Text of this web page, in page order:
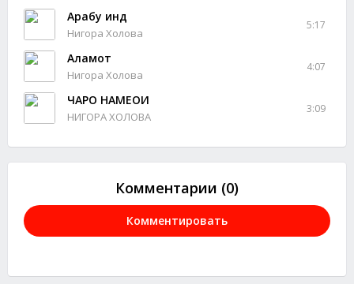
Арабу Ҳинд
Нигора Холова
5:17
Аламот
Нигора Холова
4:07
ЧАРО НАМЕОИ
НИГОРА ХОЛОВА
3:09
Комментарии (0)
Комментировать